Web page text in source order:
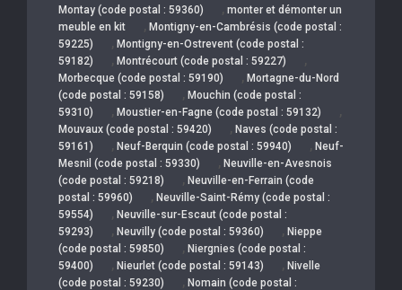
Montay (code postal : 59360) , monter et démonter un
meuble en kit
, Montigny-en-Cambrésis (code postal :
59225)
, Montigny-en-Ostrevent (code postal :
59182)
, Montrécourt (code postal : 59227) ,
Morbecque (code postal : 59190) , Mortagne-du-Nord
(code postal : 59158)
, Mouchin (code postal :
59310)
, Moustier-en-Fagne (code postal : 59132) ,
Mouvaux (code postal : 59420) , Naves (code postal :
59161)
, Neuf-Berquin (code postal : 59940) , Neuf-
Mesnil (code postal : 59330)
, Neuville-en-Avesnois
(code postal : 59218)
, Neuville-en-Ferrain (code
postal : 59960)
, Neuville-Saint-Rémy (code postal :
59554)
, Neuville-sur-Escaut (code postal :
59293)
, Neuvilly (code postal : 59360) , Nieppe
(code postal : 59850)
, Niergnies (code postal :
59400)
, Nieurlet (code postal : 59143) , Nivelle
(code postal : 59230)
, Nomain (code postal :